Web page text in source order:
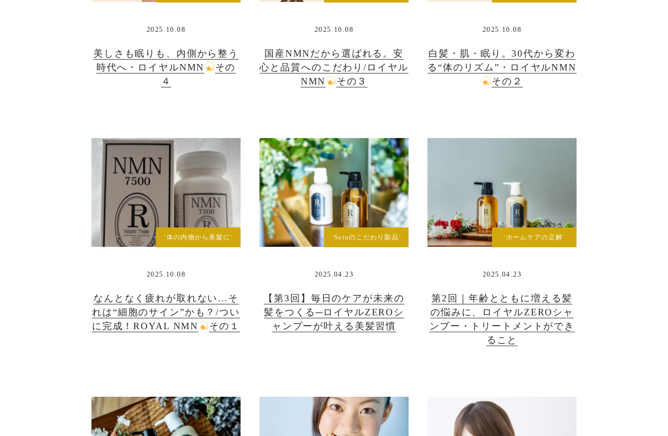
2025.10.08
美しさも眠りも、内側から整う
時代へ・ロイヤルNMN
その
４
2025.10.08
国産NMNだから選ばれる。安
心と品質へのこだわり/ロイヤル
NMN
その３
2025.10.08
白髪・肌・眠り。30代から変わ
る“体のリズム”・ロイヤルNMN
その２
`体の内側から美髪に`
2025.10.08
なんとなく疲れが取れない…そ
れは“細胞のサイン”かも？/つい
に完成！ROYAL NMN
その１
`Soinのこだわり製品`
2025.04.23
【第3回】毎日のケアが未来の
髪をつくる─ロイヤルZEROシ
ャンプーが叶える美髪習慣
`ホームケアの正解`
2025.04.23
第2回｜年齢とともに増える髪
の悩みに、ロイヤルZEROシャ
ンプー・トリートメントができ
ること